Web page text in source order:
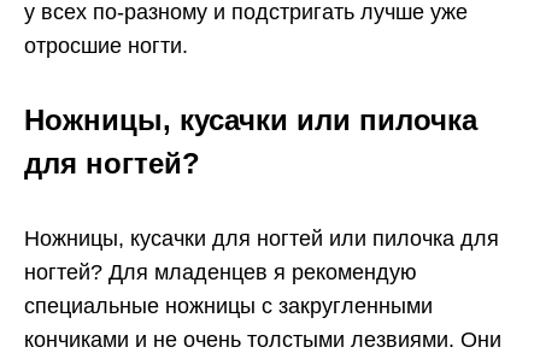
у всех по-разному и подстригать лучше уже
отросшие ногти.
Ножницы, кусачки или пилочка
для ногтей?
Ножницы, кусачки для ногтей или пилочка для
ногтей? Для младенцев я рекомендую
специальные ножницы с закругленными
кончиками и не очень толстыми лезвиями. Они